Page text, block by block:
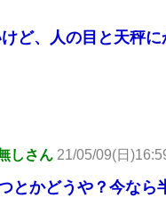
ど、人の目と天秤
しさん 21/05/09(日
とかどうや？今なら